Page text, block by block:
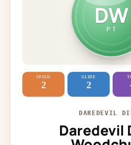
DW
PT
SPEED
2
GLIDE
2
DAREDEVIL
Daredevil